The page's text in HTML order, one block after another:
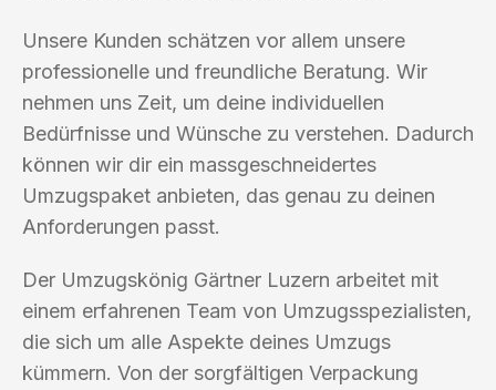
Unsere Kunden schätzen vor allem unsere
professionelle und freundliche Beratung. Wir
nehmen uns Zeit, um deine individuellen
Bedürfnisse und Wünsche zu verstehen. Dadurch
können wir dir ein massgeschneidertes
Umzugspaket anbieten, das genau zu deinen
Anforderungen passt.
Der Umzugskönig Gärtner Luzern arbeitet mit
einem erfahrenen Team von Umzugsspezialisten,
die sich um alle Aspekte deines Umzugs
kümmern. Von der sorgfältigen Verpackung